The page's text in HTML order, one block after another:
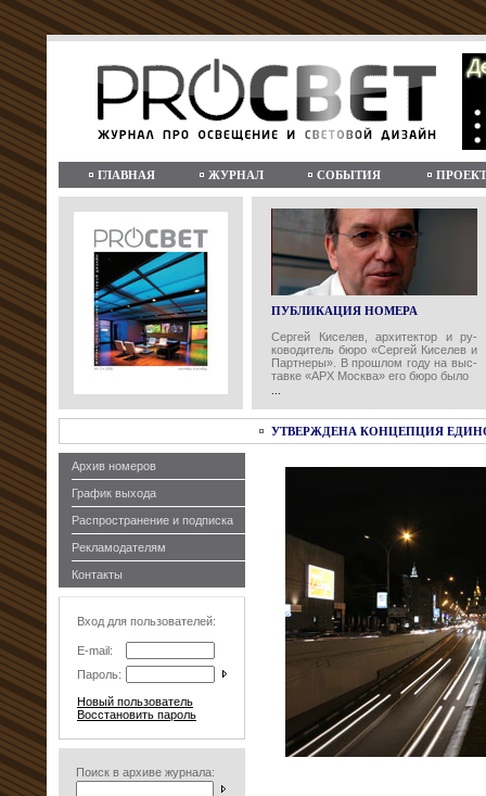
ГЛАВНАЯ ЖУРНАЛ СОБЫТИЯ
ПУБЛИКАЦИЯ НОМЕРА
Сергей Киселев, архитектор и ру-
ководитель бюро «Сергей Киселев и
Партнеры». В прошлом году на выс-
тавке «АРХ Москва» его бюро было
...
УТВЕРЖДЕНА КОНЦЕПЦИЯ
Архив номеров
График выхода
Распространение и подписка
Рекламодателям
Контакты
Вход для пользователей:
E-mail:
Пароль:
Новый пользователь
Восстановить пароль
Поиск в архиве журнала: